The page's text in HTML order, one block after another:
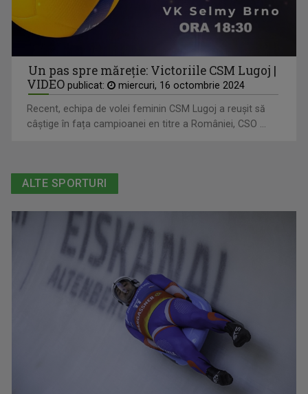
Un pas spre măreție: Victoriile CSM Lugoj |
VIDEO publicat: miercuri, 16 octombrie 2024
Recent, echipa de volei feminin CSM Lugoj a reușit să
câștige în fața campioanei en titre a României, CSO ...
ALTE SPORTURI